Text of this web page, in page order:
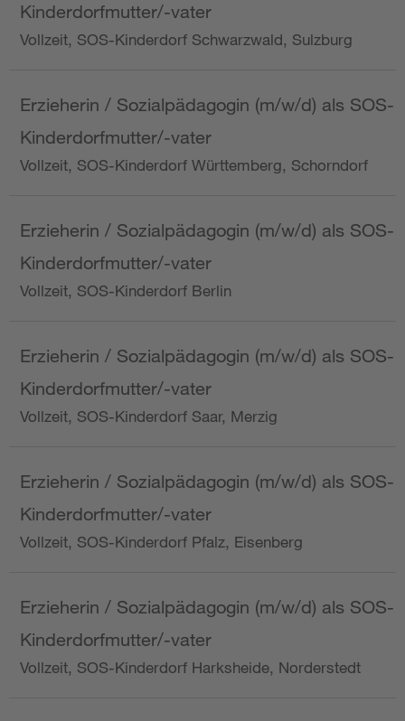
Kinderdorfmutter/-vater
Vollzeit, SOS-Kinderdorf Schwarzwald, Sulzburg
Erzieherin / Sozialpädagogin (m/w/d) als SOS-
Kinderdorfmutter/-vater
Vollzeit, SOS-Kinderdorf Württemberg, Schorndorf
Erzieherin / Sozialpädagogin (m/w/d) als SOS-
Kinderdorfmutter/-vater
Vollzeit, SOS-Kinderdorf Berlin
Erzieherin / Sozialpädagogin (m/w/d) als SOS-
Kinderdorfmutter/-vater
Vollzeit, SOS-Kinderdorf Saar, Merzig
Erzieherin / Sozialpädagogin (m/w/d) als SOS-
Kinderdorfmutter/-vater
Vollzeit, SOS-Kinderdorf Pfalz, Eisenberg
Erzieherin / Sozialpädagogin (m/w/d) als SOS-
Kinderdorfmutter/-vater
Vollzeit, SOS-Kinderdorf Harksheide, Norderstedt